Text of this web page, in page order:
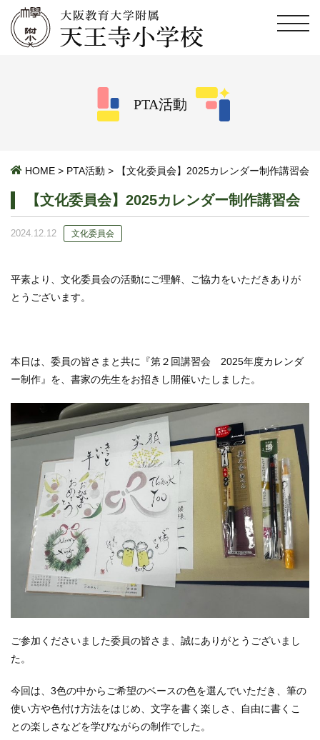
PTA活動
HOME > PTA活動 > 【文化委員会】2025カレンダー制作講習会
【文化委員会】2025カレンダー制作講習会
2024.12.12 文化委員会
平素より、文化委員会の活動にご理解、ご協力をいただきありが
とうございます。
本日は、委員の皆さまと共に『第２回講習会 2025年度カレンダ
ー制作』を、書家の先生をお招きし開催いたしました。
ご参加くださいました委員の皆さま、誠にありがとうございまし
た。
今回は、3色の中からご希望のベースの色を選んでいただき、筆の
使い方や色付け方法をはじめ、文字を書く楽しさ、自由に書くこ
との楽しさなどを学びながらの制作でした。